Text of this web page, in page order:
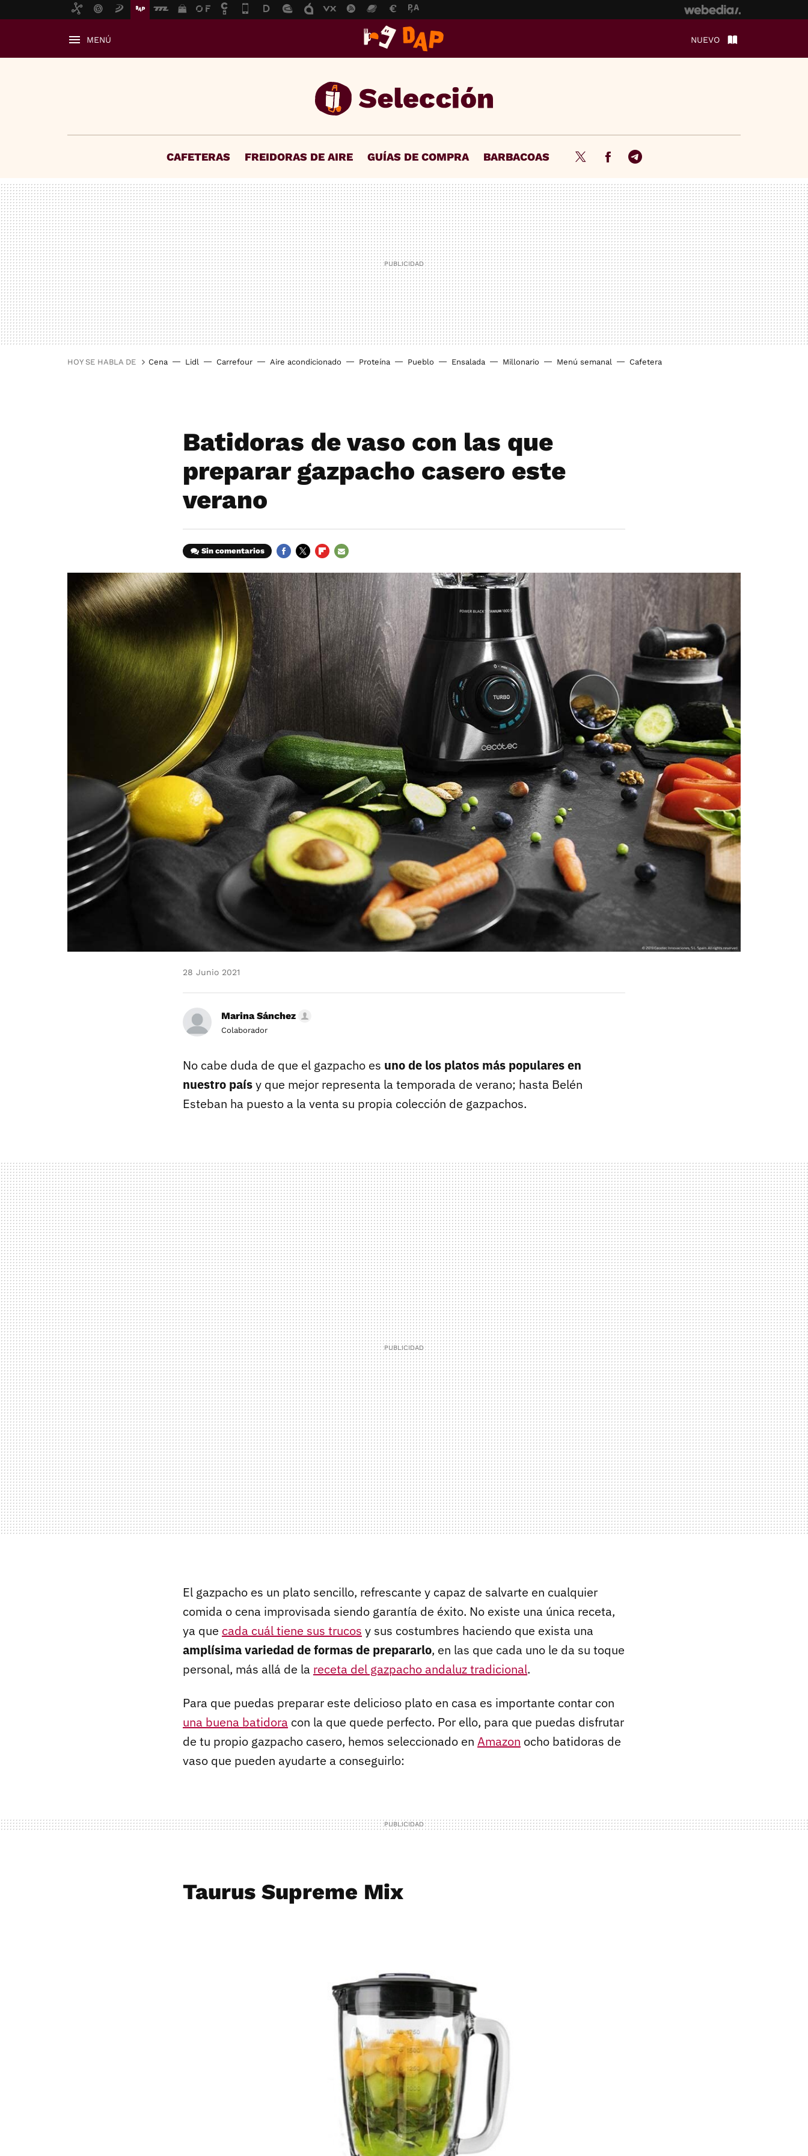
MENÚ NUEVO
CAFETERAS FREIDORAS DE AIRE GUÍAS DE COMPRA BARBACOAS Twitter FacebookTelegram
HOY SE HABLA DE Cena Lidl Carrefour Aire acondicionado Proteína Pueblo Ensalada Millonario Menú semanal Cafetera
Batidoras de vaso con las que
preparar gazpacho casero este
verano
Sin comentarios
MAIL
28 Junio 2021
Marina Sánchez
Colaborador
No cabe duda de que el gazpacho es uno de los platos más populares en
nuestro paísy que mejor representa la temporada de verano; hasta Belén
Esteban ha puesto a la venta su propia colección de gazpachos.
El gazpacho es un plato sencillo, refrescante y capaz de salvarte en cualquier
comida o cena improvisada siendo garantía de éxito. No existe una única receta,
ya que cada cuál tiene sus trucos y sus costumbres haciendo que exista una
amplísima variedad de formas de prepararlo, en las que cada uno le da su toque
personal, más allá de la receta del gazpacho andaluz tradicional.
Para que puedas preparar este delicioso plato en casa es importante contar con
una buena batidora con la que quede perfecto. Por ello, para que puedas disfrutar
de tu propio gazpacho casero, hemos seleccionado en Amazon ocho batidoras de
vaso que pueden ayudarte a conseguirlo:
Taurus Supreme Mix